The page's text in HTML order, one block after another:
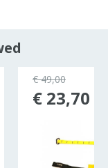
€ 49,00
€ 23,70